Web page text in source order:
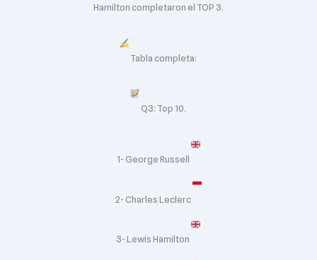
Hamilton completaron el TOP 3.
Tabla completa:
Q3: Top 10.
1- George Russell
2- Charles Leclerc
3- Lewis Hamilton